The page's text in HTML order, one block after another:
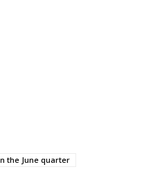
the June quarter